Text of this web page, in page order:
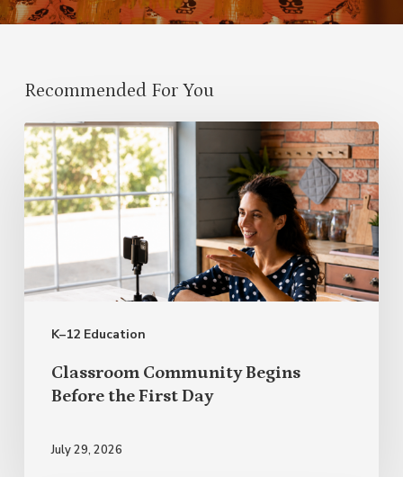
Recommended For You
K–12 Education
Classroom
Community
Begins
Before
Classroom Community Begins
Before the First Day
July 29, 2026